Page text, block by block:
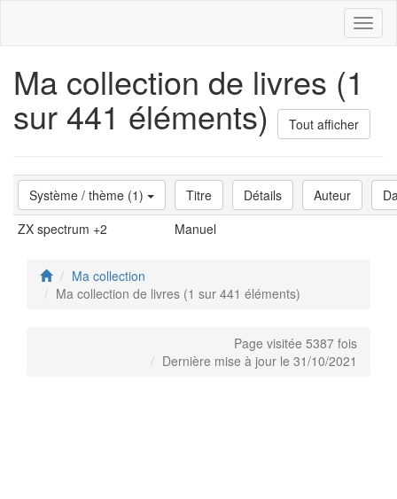
Ma collection de livres (1
sur 441 éléments) Tout afficher
Système / thème (1) Titre Détails Auteur
ZX spectrum +2
Manuel
Ma collection
Ma collection de livres (1 sur 441 éléments)
Page visitée 5387 fois
Dernière mise à jour le 31/10/2021